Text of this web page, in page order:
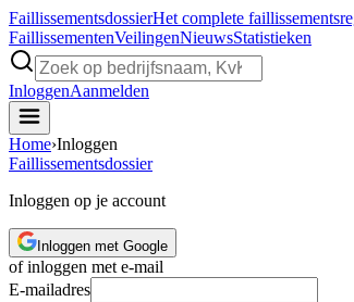
FaillissementsdossierHet complete
FaillissementenVeilingenNieuwsStatistieken
InloggenAanmelden
Home›Inloggen
Faillissementsdossier
Inloggen op je account
Inloggen met Google
of inloggen met e-mail
E-mailadres